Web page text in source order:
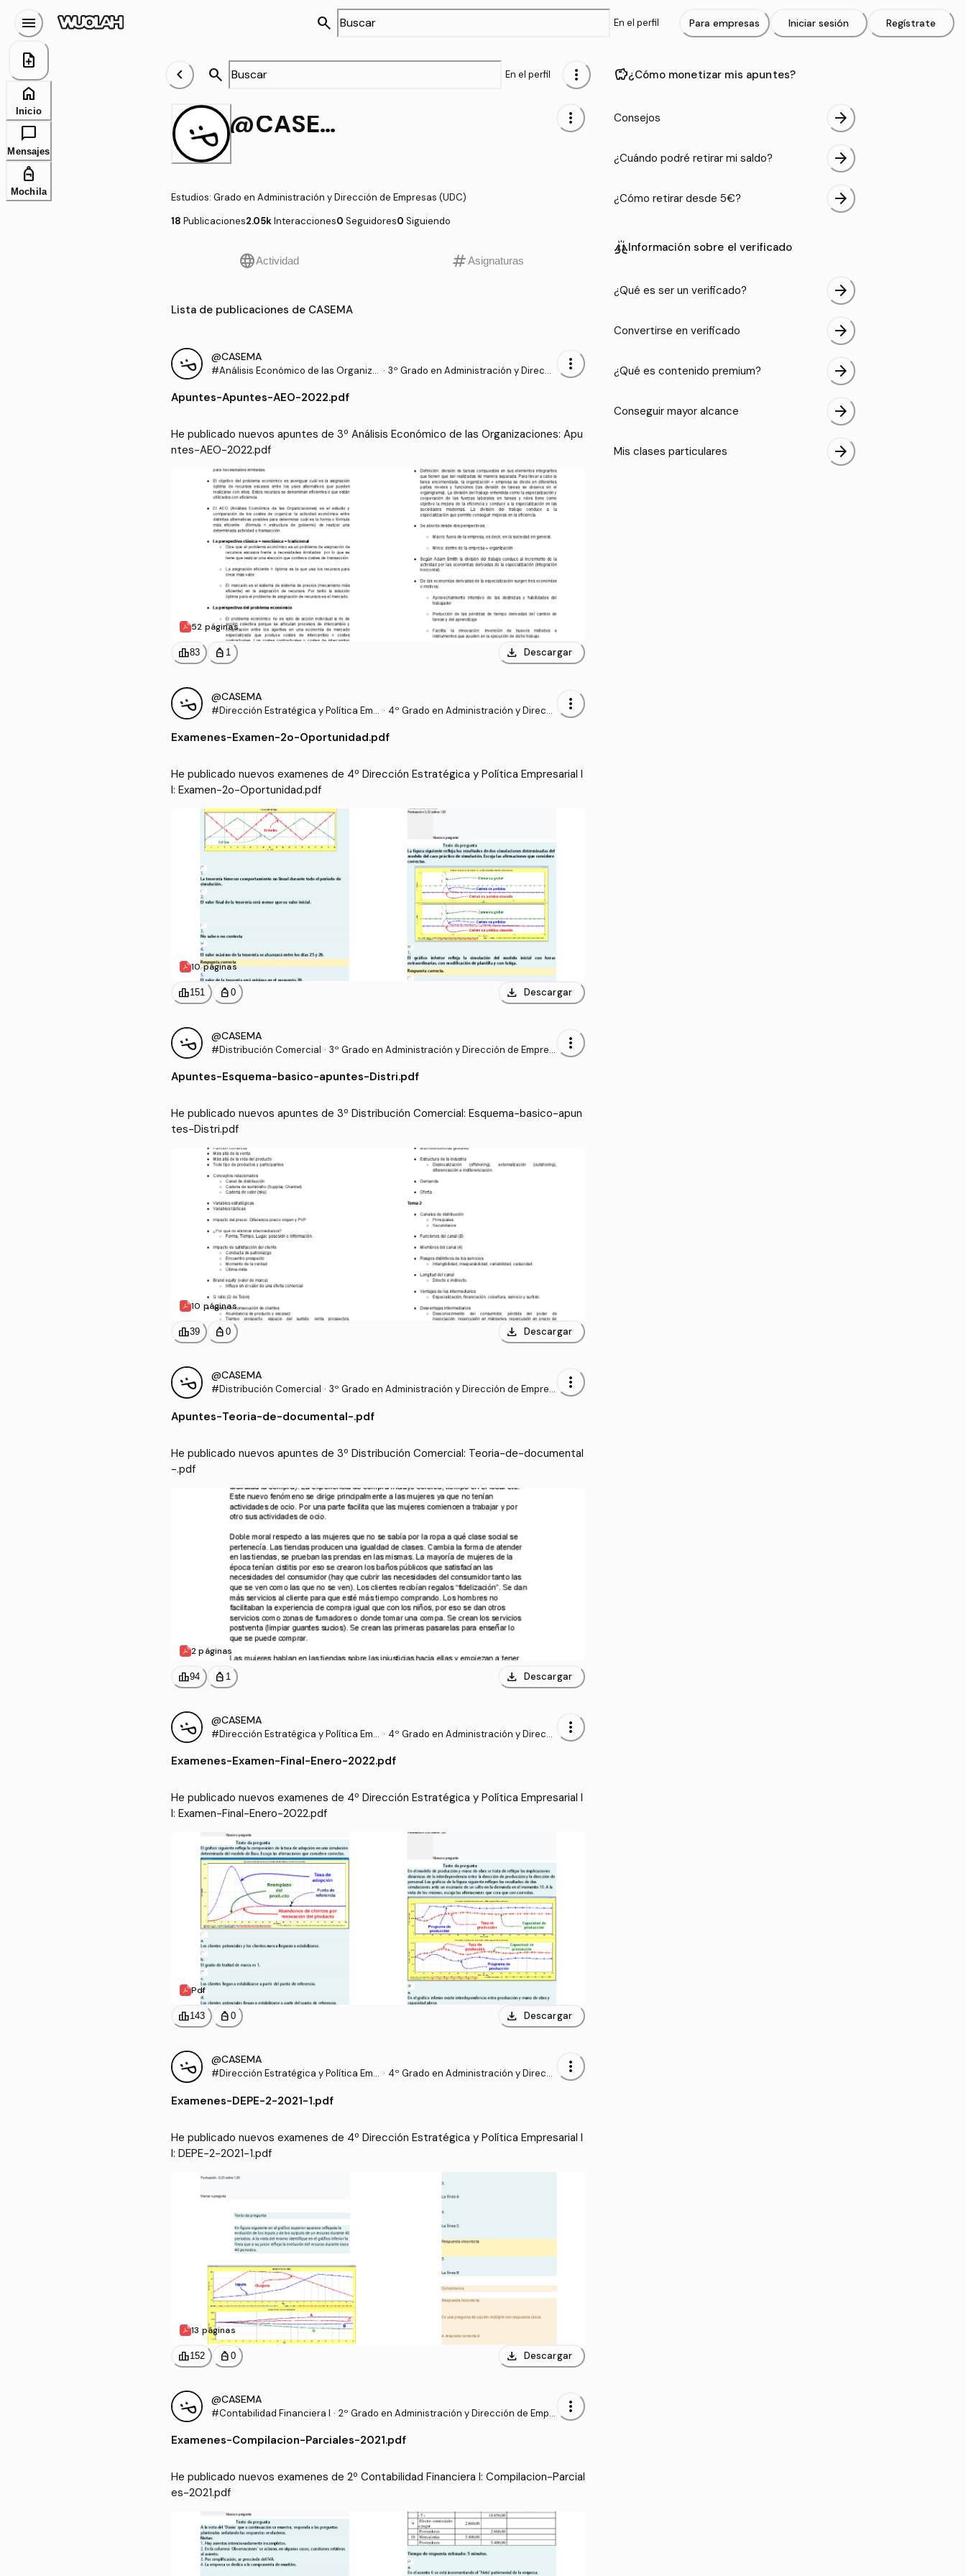
chevron_left search En el perfil more_vert
@CASEMA more_vert
Estudios: Grado en Administración y Dirección de Empresas (UDC)
18 Publicaciones2.05kInteracciones0 Seguidores0 Siguiendo
languageActividad tagAsignaturas
Lista de publicaciones de CASEMA
@CASEMA
#Análisis Económico de las Organiza · 3º Grado en Administración y Direcci
more_vert
Apuntes-Apuntes-AEO-2022.pdf
He publicado nuevos apuntes de 3º Análisis Económico de las Organizaciones: Apu
ntes-AEO-2022.pdf
52 páginas
leaderboard83 personal_bag 1 download Descargar
@CASEMA
#Dirección Estratégica y Política Emp · 4º Grado en Administración y Direcci
more_vert
Examenes-Examen-2o-Oportunidad.pdf
He publicado nuevos examenes de 4º Dirección Estratégica y Política Empresarial I
I: Examen-2o-Oportunidad.pdf
10 páginas
leaderboard151 personal_bag 0 download Descargar
@CASEMA
#Distribución Comercial · 3º Grado en Administración y Dirección de Empres
more_vert
Apuntes-Esquema-basico-apuntes-Distri.pdf
He publicado nuevos apuntes de 3º Distribución Comercial: Esquema-basico-apun
tes-Distri.pdf
10 páginas
leaderboard39 personal_bag 0 download Descargar
@CASEMA
#Distribución Comercial · 3º Grado en Administración y Dirección de Empres
more_vert
Apuntes-Teoria-de-documental-.pdf
He publicado nuevos apuntes de 3º Distribución Comercial: Teoria-de-documental
-.pdf
2 páginas
leaderboard94 personal_bag 1 download Descargar
@CASEMA
#Dirección Estratégica y Política Emp · 4º Grado en Administración y Direcci
more_vert
Examenes-Examen-Final-Enero-2022.pdf
He publicado nuevos examenes de 4º Dirección Estratégica y Política Empresarial I
I: Examen-Final-Enero-2022.pdf
Pdf
leaderboard143 personal_bag 0 download Descargar
@CASEMA
#Dirección Estratégica y Política Emp · 4º Grado en Administración y Direcci
more_vert
Examenes-DEPE-2-2021-1.pdf
He publicado nuevos examenes de 4º Dirección Estratégica y Política Empresarial I
I: DEPE-2-2021-1.pdf
13 páginas
leaderboard152 personal_bag 0 download Descargar
@CASEMA
#Contabilidad Financiera I · 2º Grado en Administración y Dirección de Empr
more_vert
Examenes-Compilacion-Parciales-2021.pdf
He publicado nuevos examenes de 2º Contabilidad Financiera I: Compilacion-Parcial
es-2021.pdf
savings¿Cómo monetizar mis apuntes?
Consejos arrow_forward
¿Cuándo podré retirar mi saldo? arrow_forward
¿Cómo retirar desde 5€? arrow_forward
cheerInformación sobre el verificado
¿Qué es ser un verificado? arrow_forward
Convertirse en verificado arrow_forward
¿Qué es contenido premium? arrow_forward
Conseguir mayor alcance arrow_forward
Mis clases particulares arrow_forward
search En el perfil Para empresas Iniciar sesión Regístrate
menu
note_add
home
Inicio
chat_bubble
Mensajes
personal_bag
Mochila